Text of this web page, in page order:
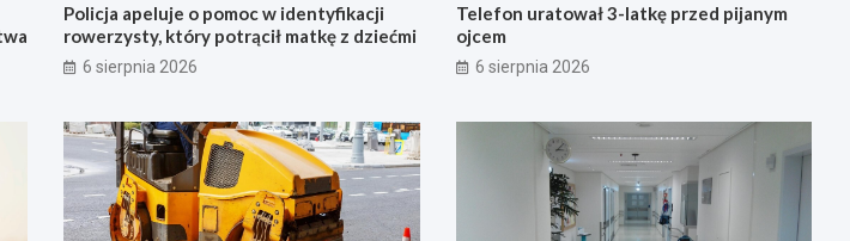
Policja apeluje o pomoc w identyfikacji
rowerzysty, który potrącił matkę z dziećmi
6 sierpnia 2026
Telefon uratował 3-latkę przed pijanym
ojcem
6 sierpnia 2026